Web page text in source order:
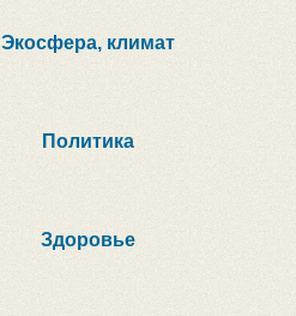
Экосфера, климат
Политика
Здоровье